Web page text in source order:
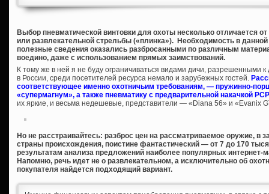
Выбор пневматической винтовки для охоты несколько отличается
или развлекательной стрельбы («плинка»). Необходимость в данной
полезные сведения оказались разбросанными по различным
воедино, даже с использованием прямых заимствований.
К тому же в ней я не буду ограничиваться видами дичи, разрешенными
в России, среди посетителей ресурса немало и зарубежных гостей.
соответствующее именно охотничьим требованиям, — пружинно-
«супермагнум», а также пневматику с предварительной накачкой
их яркие, и весьма недешевые, представители — «Diana 56» и «Evanix
Но не расстраивайтесь: разброс цен на рассматриваемое оружие, в
страны происхождения, поистине фантастический — от 7 до 170
результатам анализа предложений наиболее популярных интернет-
Напомню, речь идет не о развлекательном, а исключительно об
покупателя найдется подходящий вариант.